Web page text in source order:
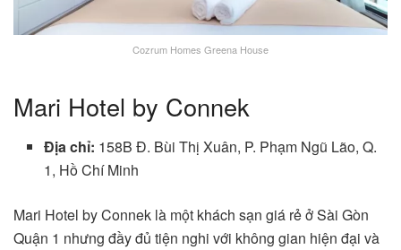
Cozrum Homes Greena House
Mari Hotel by Connek
Địa chỉ: 158B Đ. Bùi Thị Xuân, P. Phạm Ngũ Lão, Q.
1, Hồ Chí Minh
Mari Hotel by Connek là một khách sạn giá rẻ ở Sài Gòn
Quận 1 nhưng đầy đủ tiện nghi với không gian hiện đại và